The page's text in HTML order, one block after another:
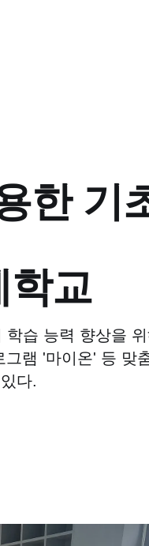
한 기
학교
습 능력 향상을
램 '마이온' 등 맞
다.